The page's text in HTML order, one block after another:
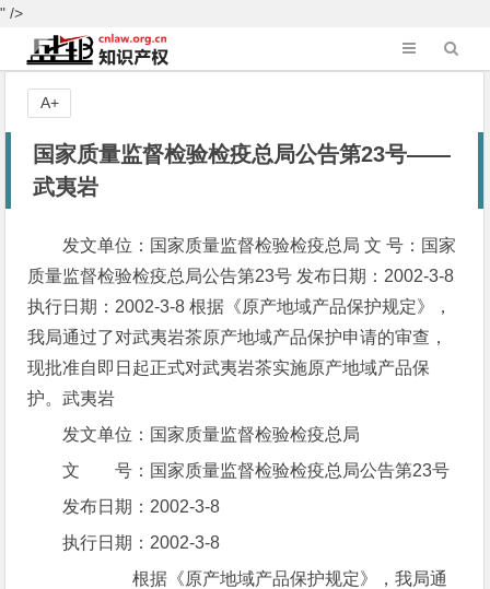
" />
国家质量监督检验检疫总局公告第23号——
武夷岩
发文单位：国家质量监督检验检疫总局 文 号：国家
质量监督检验检疫总局公告第23号 发布日期：2002-3-8
执行日期：2002-3-8 根据《原产地域产品保护规定》，
我局通过了对武夷岩茶原产地域产品保护申请的审查，
现批准自即日起正式对武夷岩茶实施原产地域产品保
护。武夷岩
发文单位：国家质量监督检验检疫总局
文 号：国家质量监督检验检疫总局公告第23号
发布日期：2002-3-8
执行日期：2002-3-8
根据《原产地域产品保护规定》，我局通
A+